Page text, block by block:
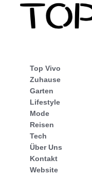
Top Vivo
Zuhause
Garten
Lifestyle
Mode
Reisen
Tech
Über Uns
Kontakt
Website